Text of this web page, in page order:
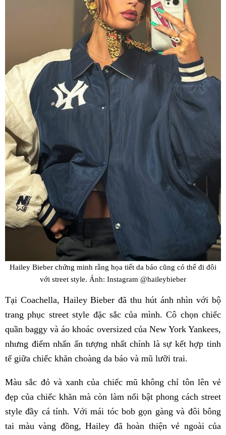
Hailey Bieber chứng minh rằng họa tiết da báo cũng có thể đi đôi
với street style. Ảnh: Instagram @haileybieber
Tại Coachella, Hailey Bieber đã thu hút ánh nhìn với bộ
trang phục street style đặc sắc của mình. Cô chọn chiếc
quần baggy và áo khoác oversized của New York Yankees,
nhưng điểm nhấn ấn tượng nhất chính là sự kết hợp tinh
tế giữa chiếc khăn choàng da báo và mũ lưỡi trai.
Màu sắc đỏ và xanh của chiếc mũ không chỉ tôn lên vẻ
đẹp của chiếc khăn mà còn làm nổi bật phong cách street
style đầy cá tính. Với mái tóc bob gọn gàng và đôi bông
tai màu vàng đồng, Hailey đã hoàn thiện vẻ ngoài của